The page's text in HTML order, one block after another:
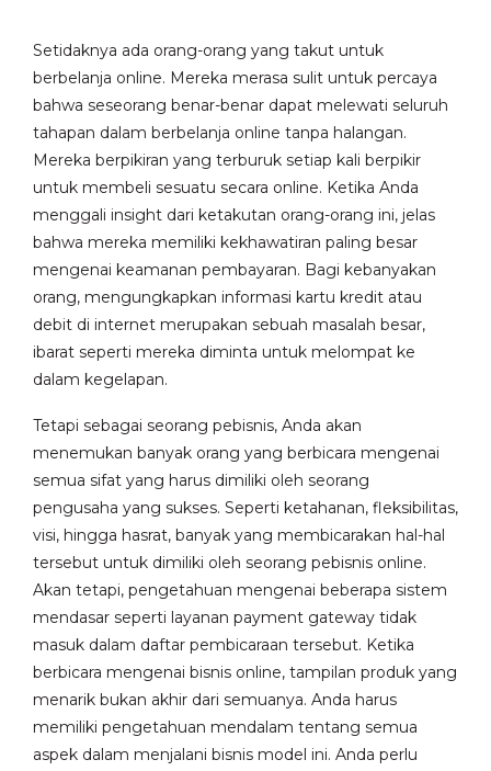
Setidaknya ada orang-orang yang takut untuk
berbelanja online. Mereka merasa sulit untuk percaya
bahwa seseorang benar-benar dapat melewati seluruh
tahapan dalam berbelanja online tanpa halangan.
Mereka berpikiran yang terburuk setiap kali berpikir
untuk membeli sesuatu secara online. Ketika Anda
menggali insight dari ketakutan orang-orang ini, jelas
bahwa mereka memiliki kekhawatiran paling besar
mengenai keamanan pembayaran. Bagi kebanyakan
orang, mengungkapkan informasi kartu kredit atau
debit di internet merupakan sebuah masalah besar,
ibarat seperti mereka diminta untuk melompat ke
dalam kegelapan.
Tetapi sebagai seorang pebisnis, Anda akan
menemukan banyak orang yang berbicara mengenai
semua sifat yang harus dimiliki oleh seorang
pengusaha yang sukses. Seperti ketahanan, fleksibilitas,
visi, hingga hasrat, banyak yang membicarakan hal-hal
tersebut untuk dimiliki oleh seorang pebisnis online.
Akan tetapi, pengetahuan mengenai beberapa sistem
mendasar seperti layanan payment gateway tidak
masuk dalam daftar pembicaraan tersebut. Ketika
berbicara mengenai bisnis online, tampilan produk yang
menarik bukan akhir dari semuanya. Anda harus
memiliki pengetahuan mendalam tentang semua
aspek dalam menjalani bisnis model ini. Anda perlu